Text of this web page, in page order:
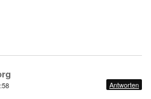
Antworten